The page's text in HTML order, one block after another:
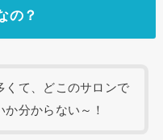
の？
くて、どこのサロンで
分からない～！